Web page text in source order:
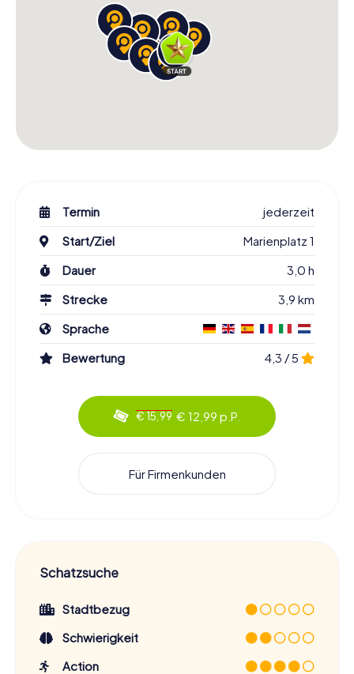
Termin
jederzeit
Start/Ziel
Marienplatz 1
Dauer
3,0 h
Strecke
3,9 km
Sprache
Bewertung
4,3 / 5
€ 15,99 € 12,99 p.P.
Für Firmenkunden
Schatzsuche
Stadtbezug
Schwierigkeit
Action